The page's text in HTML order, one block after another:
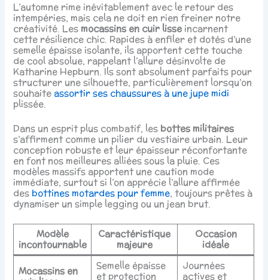
L’automne rime inévitablement avec le retour des
intempéries, mais cela ne doit en rien freiner notre
créativité. Les mocassins en cuir lisseincarnent
cette résilience chic. Rapides à enfiler et dotés d’une
semelle épaisse isolante, ils apportent cette touche
de cool absolue, rappelant l’allure désinvolte de
Katharine Hepburn. Ils sont absolument parfaits pour
structurer une silhouette, particulièrement lorsqu’on
souhaite assortir ses chaussures à une jupe midi
plissée.
Dans un esprit plus combatif, les bottes militaires
s’affirment comme un pilier du vestiaire urbain. Leur
conception robuste et leur épaisseur réconfortante
en font nos meilleures alliées sous la pluie. Ces
modèles massifs apportent une caution mode
immédiate, surtout si l’on apprécie l’allure affirmée
des bottines motardes pour femme, toujours prêtes à
dynamiser un simple legging ou un jean brut.
Modèle
incontournable
Caractéristique
majeure
Occasion
idéale
Mocassins en
Semelle épaisse
et protection
Journées
actives et